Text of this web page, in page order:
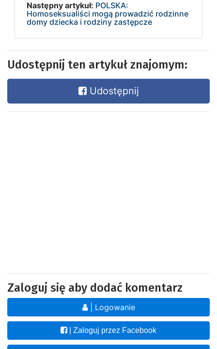
Następny artykuł: POLSKA:
Homoseksualiści mogą prowadzić rodzinne
domy dziecka i rodziny zastępcze
Udostępnij ten artykuł znajomym:
Udostępnij
Zaloguj się aby dodać komentarz
| Logowanie
| Zaloguj przez Facebook